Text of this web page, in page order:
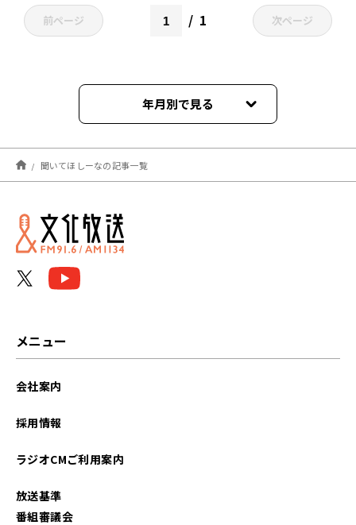
前ページ 1 次ページ
年月別で見る
2026年07月
2026年06月
2026年05月
聞いてほしーなの記事一覧
メニュー
会社案内
採用情報
ラジオCMご利用案内
放送基準
番組審議会